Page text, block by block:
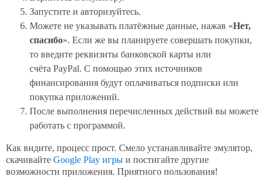
Запустите и авторизуйтесь.
Можете не указывать платёжные данные, нажав «Нет,
спасибо». Если же вы планируете совершать покупки,
то введите реквизиты банковской карты или
счёта PayPal. С помощью этих источников
финансирования будут оплачиваться подписки или
покупка приложений.
После выполнения перечисленных действий вы можете
работать с программой.
Как видите, процесс прост. Смело устанавливайте эмулятор,
скачивайте Google Play игры и постигайте другие
возможности приложения. Приятного пользования!